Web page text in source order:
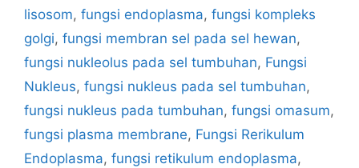
lisosom, fungsi endoplasma, fungsi kompleks
golgi, fungsi membran sel pada sel hewan,
fungsi nukleolus pada sel tumbuhan, Fungsi
Nukleus, fungsi nukleus pada sel tumbuhan,
fungsi nukleus pada tumbuhan, fungsi omasum,
fungsi plasma membrane, Fungsi Rerikulum
Endoplasma, fungsi retikulum endoplasma,